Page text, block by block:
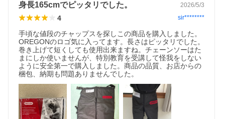
身長165cmでピッタリでした。 2026/5/3
4 sir********
手頃な値段のチャップスを探しこの商品を購入しました。
OREGONのロゴ気に入ってます。長さはピッタリでした。
巻き上げて短くしても使用出来ますね。チェーンソーはた
まにしか使いませんが、特別教育を受講して怪我をしない
ように安全第一で購入しました。商品の品質、お店からの
梱包、納期も問題ありませんでした。